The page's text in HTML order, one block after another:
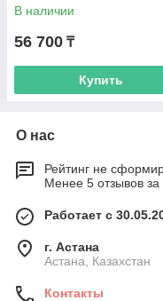
В наличии
56 700 ₸
Купить
О нас
Рейтинг не
Менее 5 отзывов за
Работает с
г. Астана
Астана, Казахстан
Контакты